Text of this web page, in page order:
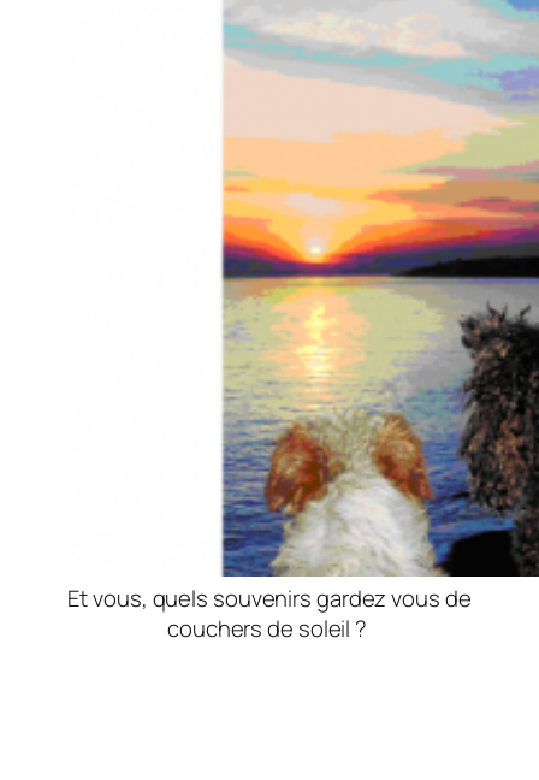
Et vous, quels souvenirs gardez vous de
couchers de soleil ?